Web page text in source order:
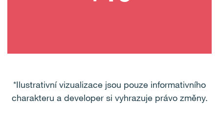
*Ilustrativní vizualizace jsou pouze informativního
charakteru a developer si vyhrazuje právo změny.